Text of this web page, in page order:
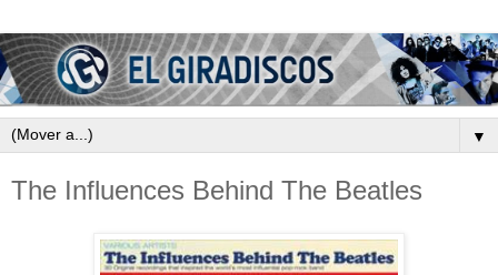
▼
The Influences Behind The Beatles